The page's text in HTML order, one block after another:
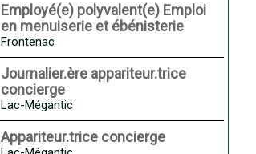
Employé(e) polyvalent(e) Emploi
en menuiserie et ébénisterie
Frontenac
Journalier.ère appariteur.trice
concierge
Lac-Mégantic
Appariteur.trice concierge